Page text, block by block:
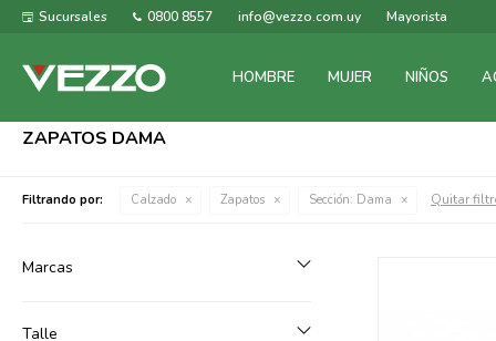
HOMBRE MUJER NIÑOS
Sucursales 0800 8557 info@vezzo.com.uy Mayorista
ZAPATOS DAMA
Filtrando por: Calzado Zapatos Sección: Dama Quitar
Marcas
Talle